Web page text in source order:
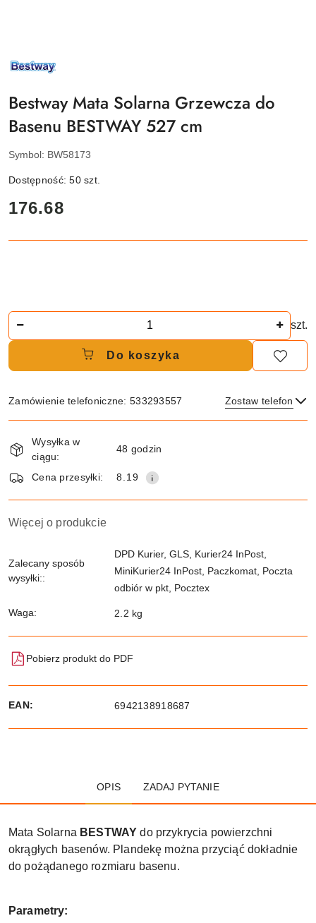
NAZWA
PRODUCENTA:
Bestway Mata Solarna Grzewcza do
Basenu BESTWAY 527 cm
Symbol: BW58173
Dostępność:50szt.
cena:
176.68
szt.
Do koszyka
Zamówienie telefoniczne: 533293557 Zostaw telefon
Dostępność
i
dostawa
Wysyłka w
ciągu:
48 godzin
Cena przesyłki: 8.19
Więcej o produkcie
Zalecany sposób
wysyłki::
DPD Kurier, GLS, Kurier24 InPost,
MiniKurier24 InPost, Paczkomat, Poczta
odbiór w pkt, Pocztex
Waga: 2.2 kg
Pobierz produkt do PDF
EAN: 6942138918687
OPIS ZADAJ PYTANIE
Mata Solarna BESTWAY do przykrycia powierzchni
okrągłych basenów. Plandekę można przyciąć dokładnie
do pożądanego rozmiaru basenu.
Parametry: